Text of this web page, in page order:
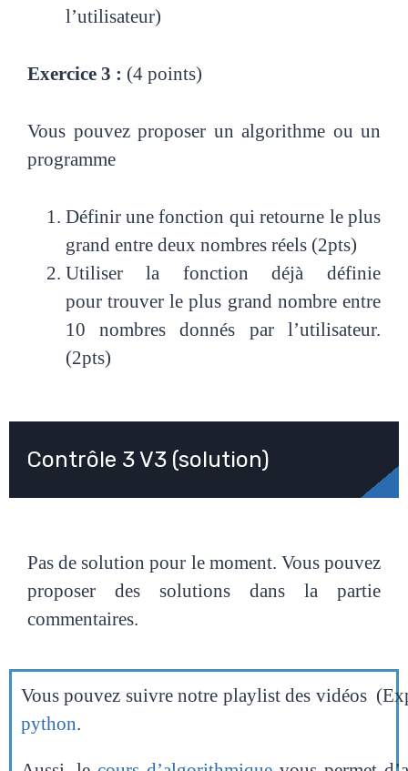
l’utilisateur)
Exercice 3 : (4 points)
Vous pouvez proposer un algorithme ou un
programme
Définir une fonction qui retourne le plus
grand entre deux nombres réels (2pts)
Utiliser la fonction déjà définie
pour trouver le plus grand nombre entre
10 nombres donnés par l’utilisateur.
(2pts)
Contrôle 3 V3 (solution)
Pas de solution pour le moment. Vous pouvez
proposer des solutions dans la partie
commentaires.
Vous pouvez suivre notre playlist des vidéos
python.